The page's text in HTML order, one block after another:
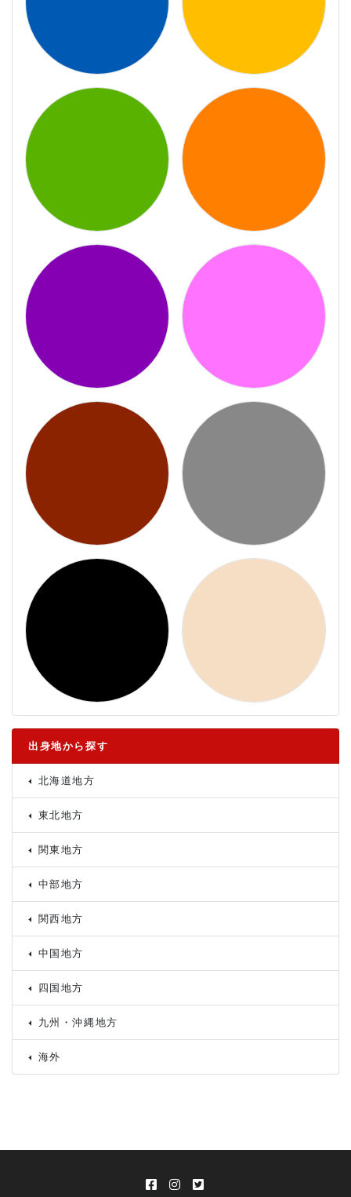
出身地から探す
北海道地方
東北地方
関東地方
中部地方
関西地方
中国地方
四国地方
九州・沖縄地方
海外